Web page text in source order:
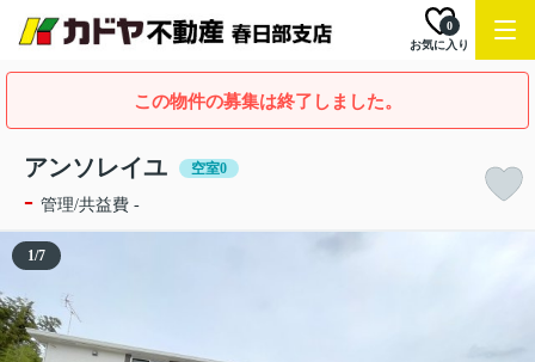
お気に入り
0
この物件の募集は終了しました。
アンソレイユ 空室0
- 管理/共益費 -
1/7